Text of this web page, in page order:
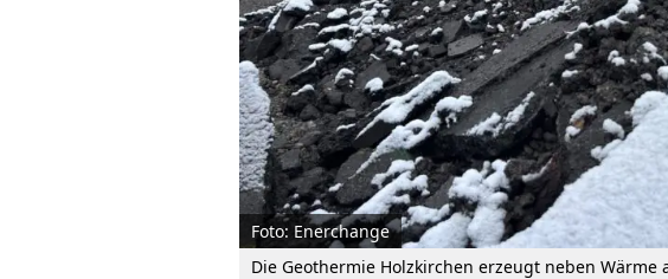
Foto: Enerchange
Die Geothermie Holzkirchen erzeugt neben